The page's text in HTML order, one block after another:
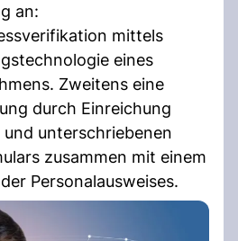
an:
mittels
eines
Zweitens eine
durch Einreichung
unterschriebenen
zusammen mit einem
Personalausweises.